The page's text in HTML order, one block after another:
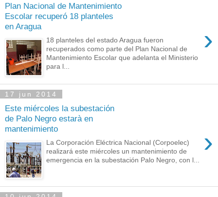
Plan Nacional de Mantenimiento
Escolar recuperó 18 planteles
en Aragua
›
18 planteles del estado Aragua fueron
recuperados como parte del Plan Nacional de
Mantenimiento Escolar que adelanta el Ministerio
para l...
17 jun 2014
Este miércoles la subestación
de Palo Negro estarà en
mantenimiento
›
La Corporación Eléctrica Nacional (Corpoelec)
realizará este miércoles un mantenimiento de
emergencia en la subestación Palo Negro, con l...